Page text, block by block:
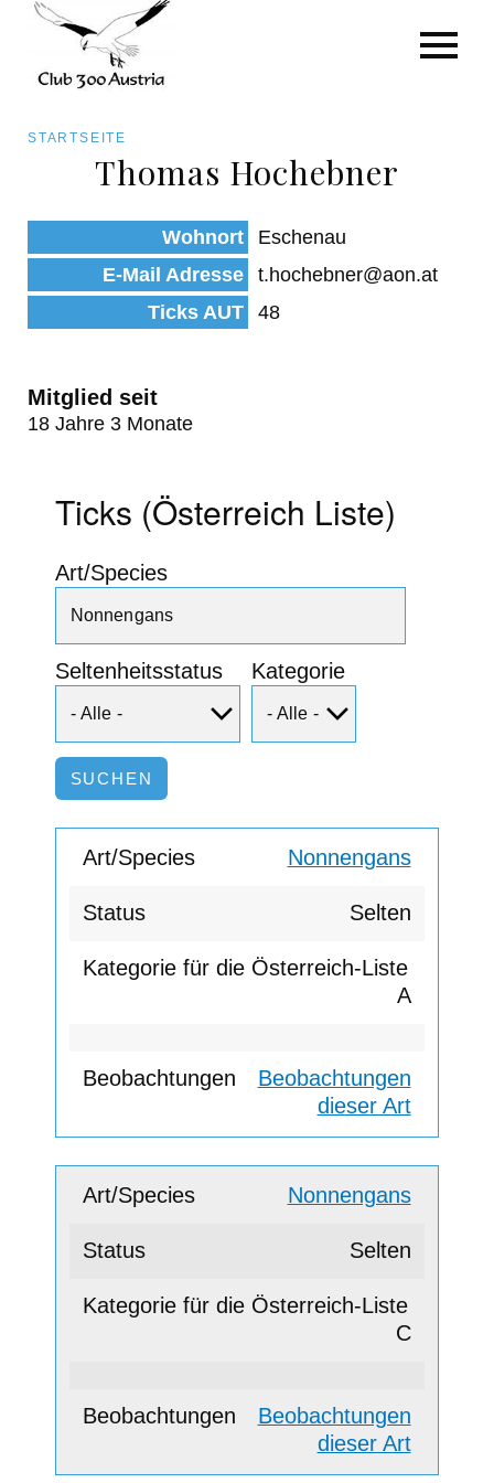
zum
Inhalt
Pfadnavigation
STARTSEITE
Thomas Hochebner
Wohnort
Eschenau
E-Mail Adresse
t.hochebner@aon.at
Ticks AUT
48
Mitglied seit
18 Jahre 3 Monate
Ticks (Österreich Liste)
Art/Species
Seltenheitsstatus Kategorie
Art/Species
Status
Kategorie für die Österreich-Liste
Beobachtungen
Nonnengans
Selten
A
Beobachtungen
dieser Art
Nonnengans
Selten
C
Beobachtungen
dieser Art